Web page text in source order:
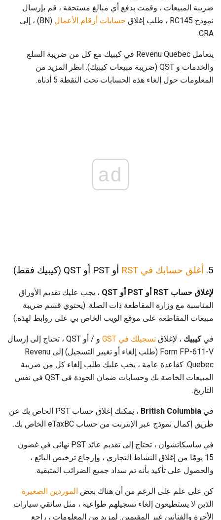
ضريبة المبيعات ، وقمت بدفع أي مبالغ مستحقة ، قم بإرسال
نموذج RC145 ، طلب إغلاق
حسابات أرقام الأعمال
(BN) ، إلى
CRA.
يتعامل Revenu Quebec في كيبيك مع كل من ضريبة السلع
والخدمات و QST (ضريبة مبيعات كيبيك). انظر المزيد من
المعلومات حول إلغاء هذه الحسابات تحت النقطة 5 أدناه.
ad
5. أغلق حسابك في RST أو PST أو QST (كيبيك فقط)
لإغلاق حساب RST أو PST أو QST
، يجب عليك تقديم الأوراق
المناسبة مع وزارة المقاطعة ذات الصلة. (يحتوي قسم ضريبة
مبيعات المقاطعة على موقع الويب الخاص بي على روابط لهذه.)
فيكيبيك ، لإغلاق تسجيلك في GST
و / أو QST ، تحتاج إلى إرسال
Form FP-611-V (طلب إلغاء أو تغيير التسجيل) إلى Revenu
Quebec. كقاعدة عامة ، يجب عليك طلب إلغاء كل من ضريبة
المبيعات الخاصة بك وحسابات ضمان الجودة في QST في نفس
التاريخ.
في British Columbia
، يمكنك إغلاق حساب PST الخاص بك عن
طريق إكمال نموذج عبر الإنترنت من حساب eTaxBC الخاص بك.
في ساسكاتشوان ، تحتاج إلى تقديم عائد PST نهائي في غضون
15 يومًا من إغلاق النشاط التجاري ، وإرجاع ترخيص البائع ،
والحصول على تأكيد بأنه تم سداد جميع الضرائب المتبقية.
كن على علم على الرغم من أن هناك بعض الموردين الصغيرة
الذين لا يستطيعون إلغاء تسجيلهم طواعية ، مثل سائقي سيارات
الأجرة والفنانين غير المقيمين. لمزيد من المعلومات ، راجع